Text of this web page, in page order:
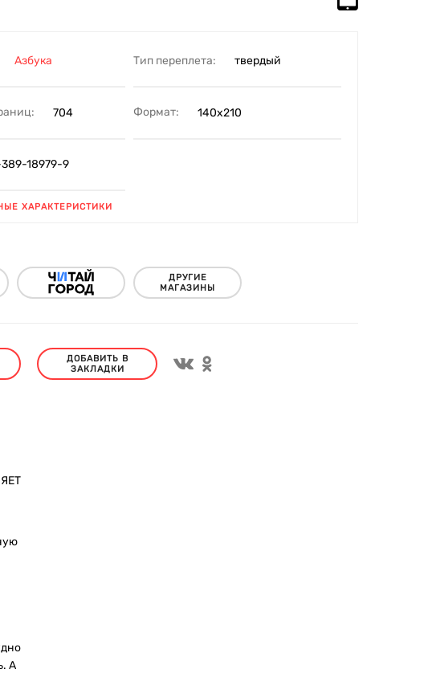
Азбука Тип переплета: твердый
704 Формат: 140х210
18979-9
ХАРАКТЕРИСТИКИ
ДРУГИЕ
МАГАЗИНЫ
ДОБАВИТЬ В
ЗАКЛАДКИ
А